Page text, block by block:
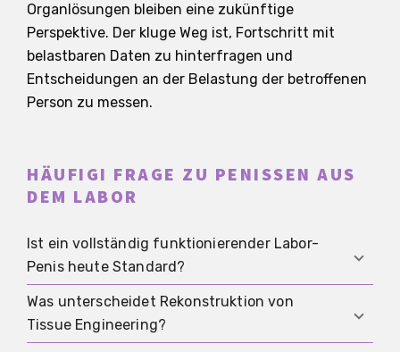
Organlösungen bleiben eine zukünftige
Perspektive. Der kluge Weg ist, Fortschritt mit
belastbaren Daten zu hinterfragen und
Entscheidungen an der Belastung der betroffenen
Person zu messen.
HÄUFIGI FRAGE ZU PENISSEN AUS
DEM LABOR
Ist ein vollständig funktionierender Labor-
Penis heute Standard?
Nei. In der regulären klinischen Praxis ist eine
solche Lösung nicht Standard. Rekonstruktionen,
Was unterscheidet Rekonstruktion von
Tissue Engineering?